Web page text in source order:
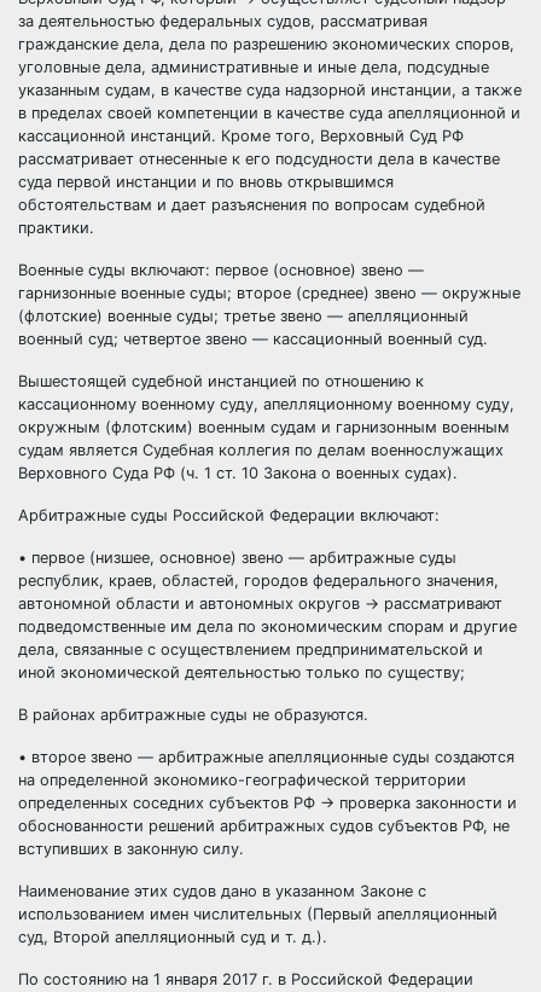
за деятельностью федеральных судов, рассматривая
гражданские дела, дела по разрешению экономических споров,
уголовные дела, административные и иные дела, подсудные
указанным судам, в качестве суда надзорной инстанции, а также
в пределах своей компетенции в качестве суда апелляционной и
кассационной инстанций. Кроме того, Верховный Суд РФ
рассматривает отнесенные к его подсудности дела в качестве
суда первой инстанции и по вновь открывшимся
обстоятельствам и дает разъяснения по вопросам судебной
практики.
Военные суды включают: первое (основное) звено —
гарнизонные военные суды; второе (среднее) звено — окружные
(флотские) военные суды; третье звено — апелляционный
военный суд; четвертое звено — кассационный военный суд.
Вышестоящей судебной инстанцией по отношению к
кассационному военному суду, апелляционному военному суду,
окружным (флотским) военным судам и гарнизонным военным
судам является Судебная коллегия по делам военнослужащих
Верховного Суда РФ (ч. 1 ст. 10 Закона о военных судах).
Арбитражные суды Российской Федерации включают:
• первое (низшее, основное) звено — арбитражные суды
республик, краев, областей, городов федерального значения,
автономной области и автономных округов → рассматривают
подведомственные им дела по экономическим спорам и другие
дела, связанные с осуществлением предпринимательской и
иной экономической деятельностью только по существу;
В районах арбитражные суды не образуются.
• второе звено — арбитражные апелляционные суды создаются
на определенной экономико-географической территории
определенных соседних субъектов РФ → проверка законности и
обоснованности решений арбитражных судов субъектов РФ, не
вступивших в законную силу.
Наименование этих судов дано в указанном Законе с
использованием имен числительных (Первый апелляционный
суд, Второй апелляционный суд и т. д.).
По состоянию на 1 января 2017 г. в Российской Федерации